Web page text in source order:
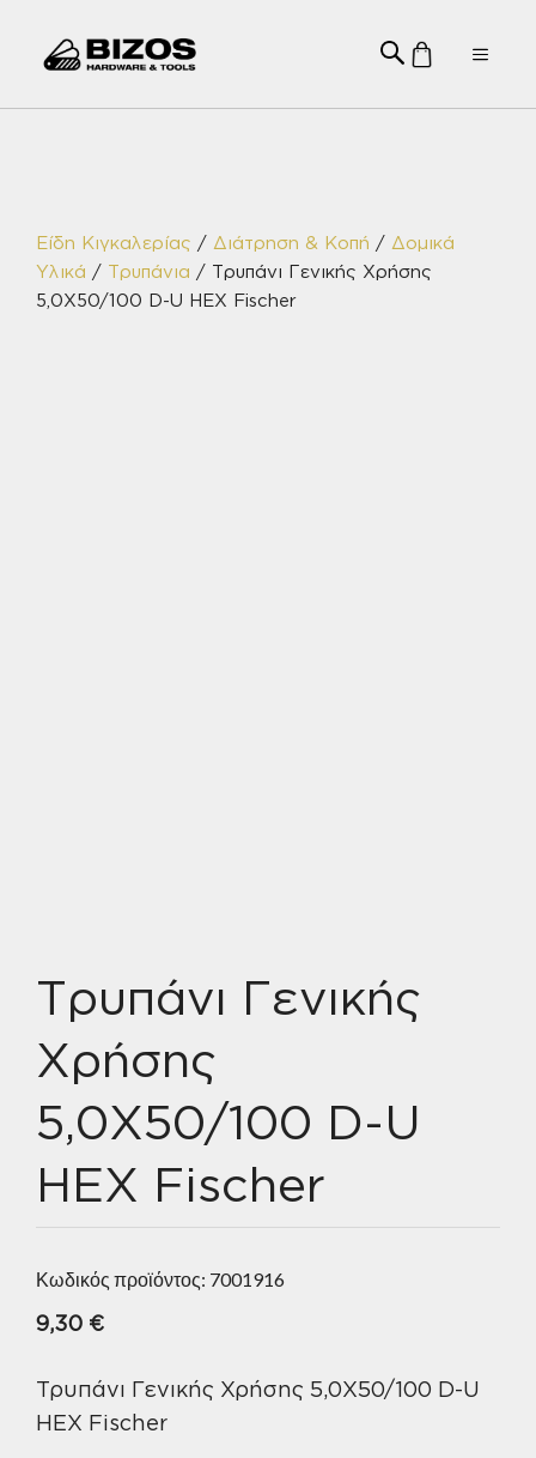
Menu
Είδη Κιγκαλερίας / Διάτρηση & Κοπή / Δομικά
Υλικά / Τρυπάνια / Τρυπάνι Γενικής Χρήσης
5,0X50/100 D-U HEX Fischer
Τρυπάνι Γενικής
Χρήσης
5,0X50/100 D-U
HEX Fischer
Κωδικός προϊόντος: 7001916
9,30 €
Τρυπάνι Γενικής Χρήσης 5,0X50/100 D-U
HEX Fischer